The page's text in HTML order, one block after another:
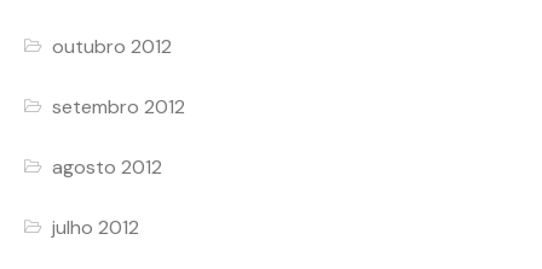
outubro 2012
setembro 2012
agosto 2012
julho 2012